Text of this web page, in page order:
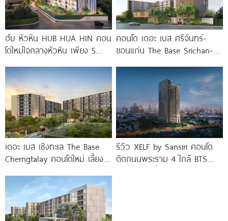
ฮับ หัวหิน HUB HUA HIN คอน
โดใหม่ใจกลางหัวหิน เพียง 5
คอนโด เดอะ เบส ศรีจันทร์-
ขอนแก่น The Base Srichan-
ขอนแก่น
เดอะ เบส เชิงทะเล The Base
Cherngtalay คอนโดใหม่ เลี้ยง
รีวิว XELF by Sansiri คอนโด
ติดถนนพระราม 4 ใกล้ BTS